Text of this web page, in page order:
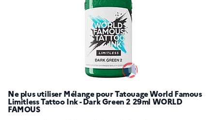
Ne plus utiliser Mélange pour Tatouage World Famous
Limitless Tattoo Ink - Dark Green 2 29ml WORLD
FAMOUS